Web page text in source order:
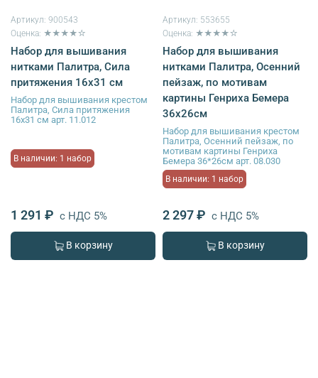
Артикул: 900543
Оценка: ★★★★☆
Набор для вышивания
нитками Палитра, Сила
притяжения 16х31 см
Набор для вышивания крестом
Палитра, Сила притяжения
16х31 см арт. 11.012
В наличии: 1 набор
1 291 ₽ с НДС 5%
В корзину
Артикул: 553655
Оценка: ★★★★☆
Набор для вышивания
нитками Палитра, Осенний
пейзаж, по мотивам
картины Генриха Бемера
36х26см
Набор для вышивания крестом
Палитра, Осенний пейзаж, по
мотивам картины Генриха
Бемера 36*26см арт. 08.030
В наличии: 1 набор
2 297 ₽ с НДС 5%
В корзину